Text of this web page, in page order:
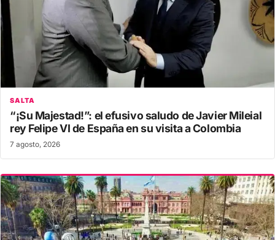
SALTA
“¡Su Majestad!”: el efusivo saludo de Javier Mileial
rey Felipe VI de España en su visita a Colombia
7 agosto, 2026